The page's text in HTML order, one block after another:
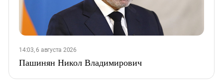
14:03, 6 августа 2026
Пашинян Никол Владимирович